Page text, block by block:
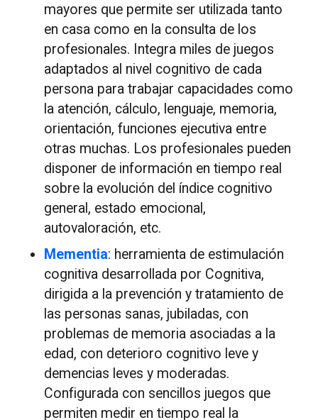
mayores que permite ser utilizada tanto
en casa como en la consulta de los
profesionales. Integra miles de juegos
adaptados al nivel cognitivo de cada
persona para trabajar capacidades como
la atención, cálculo, lenguaje, memoria,
orientación, funciones ejecutiva entre
otras muchas. Los profesionales pueden
disponer de información en tiempo real
sobre la evolución del índice cognitivo
general, estado emocional,
autovaloración, etc.
Mementia: herramienta de estimulación
cognitiva desarrollada por Cognitiva,
dirigida a la prevención y tratamiento de
las personas sanas, jubiladas, con
problemas de memoria asociadas a la
edad, con deterioro cognitivo leve y
demencias leves y moderadas.
Configurada con sencillos juegos que
permiten medir en tiempo real la